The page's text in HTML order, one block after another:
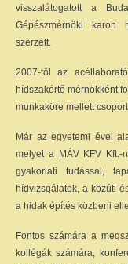
visszalátogatott a
Gépészmérnöki karon
szerzett.
2007-től az
hídszakértő mérnökként
munkaköre mellett
Már az egyetemi évei
melyet a MÁV KFV Kft.-
gyakorlati tudással,
hídvizsgálatok, a közúti
a hidak építés közbeni
Fontos számára a
kollégák számára,